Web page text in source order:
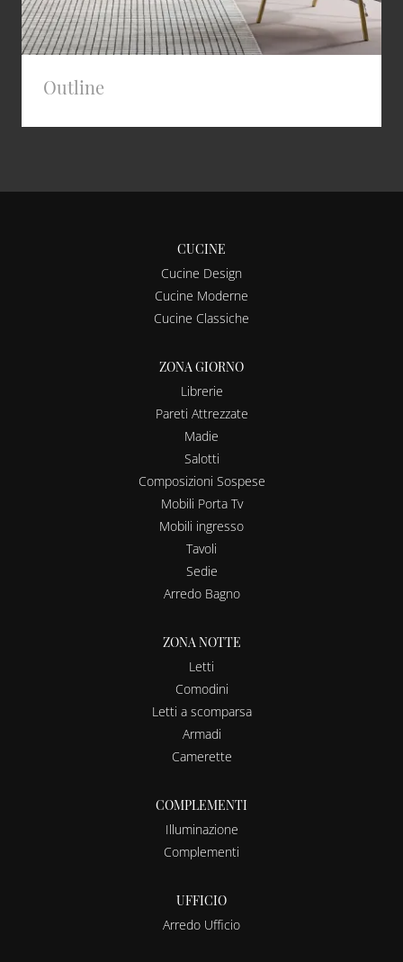
Outline
CUCINE
Cucine Design
Cucine Moderne
Cucine Classiche
ZONA GIORNO
Librerie
Pareti Attrezzate
Madie
Salotti
Composizioni Sospese
Mobili Porta Tv
Mobili ingresso
Tavoli
Sedie
Arredo Bagno
ZONA NOTTE
Letti
Comodini
Letti a scomparsa
Armadi
Camerette
COMPLEMENTI
Illuminazione
Complementi
UFFICIO
Arredo Ufficio